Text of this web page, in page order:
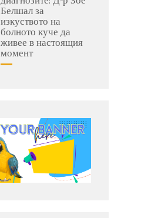
Белшал за
изкуството на
болното куче да
живее в настоящия
момент